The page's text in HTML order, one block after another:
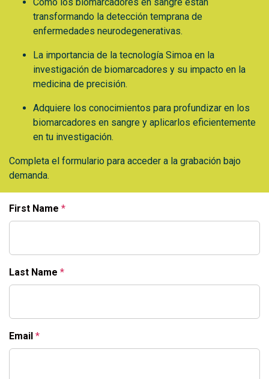
transformando la detección temprana de
enfermedades neurodegenerativas.
La importancia de la tecnología Simoa en la
investigación de biomarcadores y su impacto en la
medicina de precisión.
Adquiere los conocimientos para profundizar en los
biomarcadores en sangre y aplicarlos eficientemente
en tu investigación.
Completa el formulario para acceder a la grabación bajo
demanda.
First Name
Last Name
Email